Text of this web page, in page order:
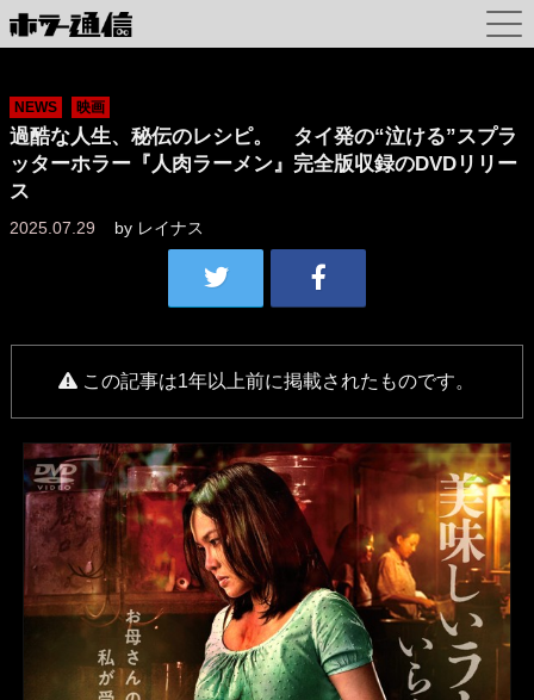
NEWS 映画
過酷な人生、秘伝のレシピ。 タイ発の“泣ける”スプラ
ッターホラー『人肉ラーメン』完全版収録のDVDリリー
ス
2025.07.29 by レイナス
この記事は1年以上前に掲載されたものです。